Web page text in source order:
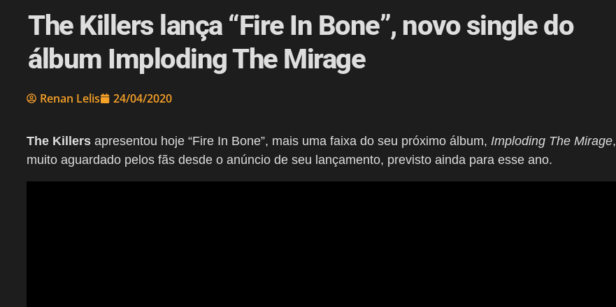
The Killers lança “Fire In Bone”, novo single do
álbum Imploding The Mirage
Renan Lelis 24/04/2020
The Killers apresentou hoje “Fire In Bone”, mais uma faixa do seu próximo álbum, Imploding The Mirage,
muito aguardado pelos fãs desde o anúncio de seu lançamento, previsto ainda para esse ano.